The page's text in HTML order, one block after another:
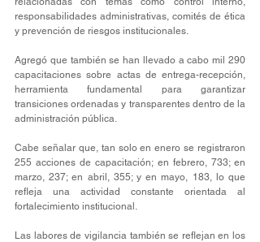
responsabilidades administrativas, comités de ética
y prevención de riesgos institucionales.
Agregó que también se han llevado a cabo mil 290
capacitaciones sobre actas de entrega-recepción,
herramienta fundamental para garantizar
transiciones ordenadas y transparentes dentro de la
administración pública.
Cabe señalar que, tan solo en enero se registraron
255 acciones de capacitación; en febrero, 733; en
marzo, 237; en abril, 355; y en mayo, 183, lo que
refleja una actividad constante orientada al
fortalecimiento institucional.
Las labores de vigilancia también se reflejan en los